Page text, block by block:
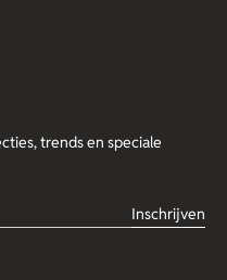
trends en speciale
Inschrijven